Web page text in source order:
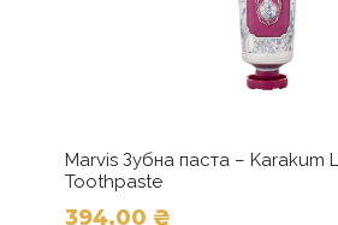
Marvis Зубна паста – Karakum
Toothpaste
394,00 ₴